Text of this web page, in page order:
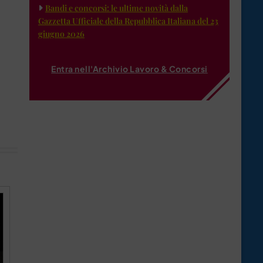
Bandi e concorsi: le ultime novità dalla
Gazzetta Ufficiale della Repubblica Italiana del 23
giugno 2026
Entra nell'Archivio Lavoro & Concorsi